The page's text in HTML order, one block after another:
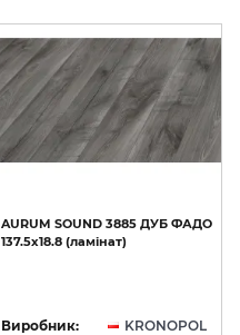
AURUM SOUND 3885 ДУБ ФАДО
137.5х18.8 (ламінат)
Виробник: KRONOPOL